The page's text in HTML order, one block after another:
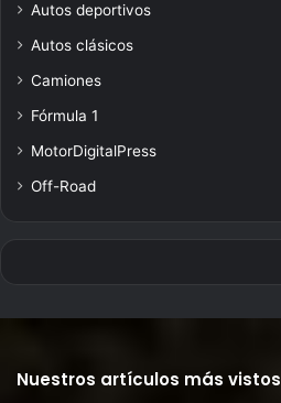
Autos deportivos
Autos clásicos
Camiones
Fórmula 1
MotorDigitalPress
Off-Road
Nuestros artículos más vistos